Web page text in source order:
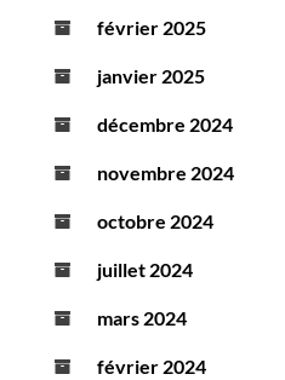
février 2025
janvier 2025
décembre 2024
novembre 2024
octobre 2024
juillet 2024
mars 2024
février 2024